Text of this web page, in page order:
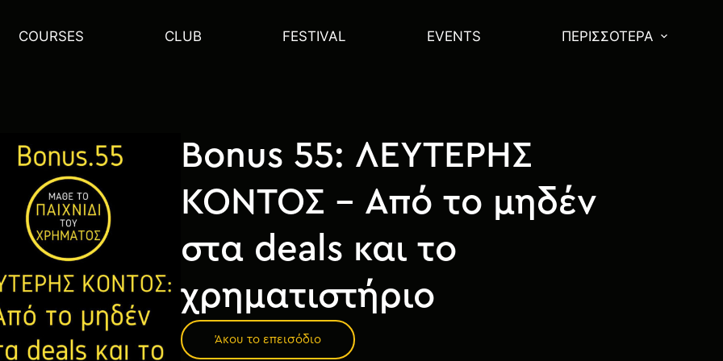
COURSES CLUB FESTIVAL EVENTS ΠΕΡΙΣΣΌΤΕΡΑ
Bonus 55: ΛΕΥΤΕΡΗΣ
ΚΟΝΤΟΣ – Από το μηδέν
στα deals και το
χρηματιστήριο
Άκου το επεισόδιο